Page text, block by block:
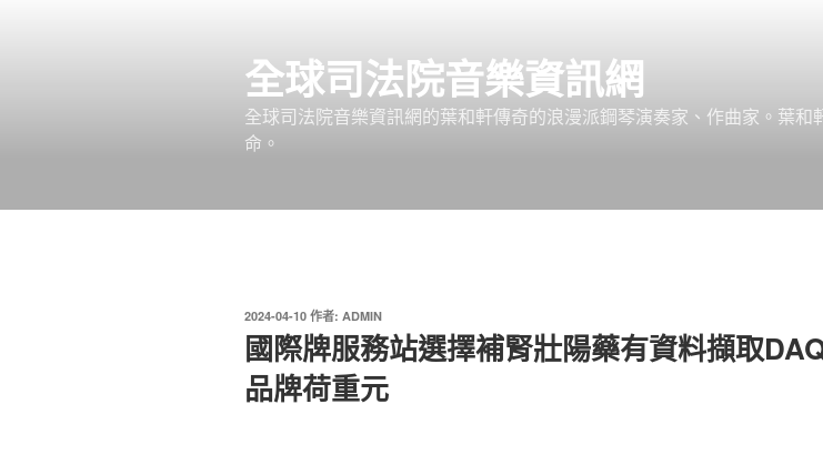
全球司法院音樂資訊網
全球司法院音樂資訊網的葉和軒傳奇的浪漫派鋼琴演奏家、作曲家。葉
命。
發
佈
於
2024-04-10 作者: ADMIN
國際牌服務站選擇補腎壯陽藥有資料擷取
品牌荷重元